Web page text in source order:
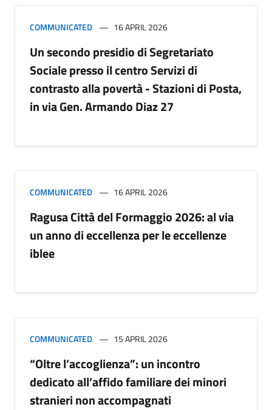
COMMUNICATED 16 APRIL 2026
Un secondo presidio di Segretariato
Sociale presso il centro Servizi di
contrasto alla povertà - Stazioni di Posta,
in via Gen. Armando Diaz 27
COMMUNICATED 16 APRIL 2026
Ragusa Città del Formaggio 2026: al via
un anno di eccellenza per le eccellenze
iblee
COMMUNICATED 15 APRIL 2026
“Oltre l’accoglienza”: un incontro
dedicato all’affido familiare dei minori
stranieri non accompagnati